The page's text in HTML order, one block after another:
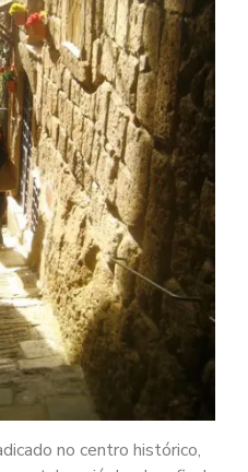
no centro histórico,